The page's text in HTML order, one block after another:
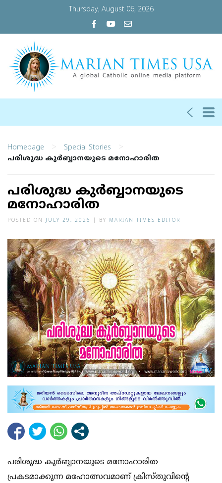
Thursday, August 06, 2026
Homepage > Special Stories >
പരിശുദ്ധ കുര്‍ബ്ബാനയുടെ മനോഹാരിത
പരിശുദ്ധ കുര്‍ബ്ബാനയുടെ
മനോഹാരിത
POSTED ON JULY 29, 2026 BY MARIAN TIMES EDITOR
പരിശുദ്ധ കുര്‍ബ്ബാനയുടെ മനോഹാരിത
പ്രകടമാക്കുന്ന മഹോത്സവമാണ് ക്രിസ്തുവിന്‍റെ